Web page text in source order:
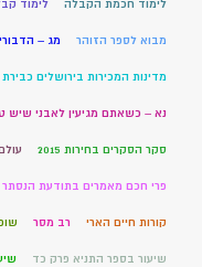
לימוד חכמת הקבלה לימוד
מבוא לספר הזוהר מג –
מדינות המכירות בירושלים
נא – כשאתם מגיעין לאבני שיש
סקר הסקרים בחירות 2015
פרי חכם מאמרים בתודעת הנסתר
קורות חיים הארי רב מסר
שיעור בספר התניא פרק כד